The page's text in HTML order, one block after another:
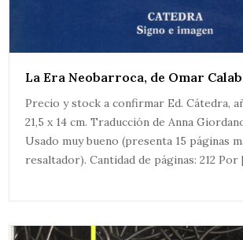
La Era Neobarroca, de Omar
Precio y stock a confirmar Ed. Cátedra,
21,5 x 14 cm. Traducción de Anna
Usado muy bueno (presenta 15 páginas
resaltador). Cantidad de páginas: 212